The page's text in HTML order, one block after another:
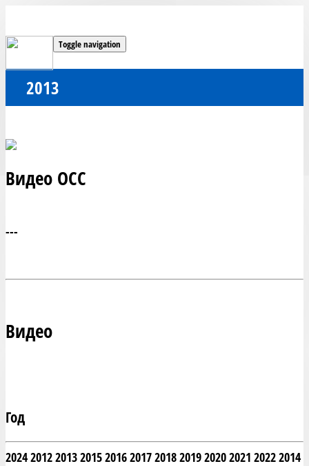
Toggle navigation
2013
Видео ОСС
Видео
Год
2024201220132015201620172018201920202021 20222014